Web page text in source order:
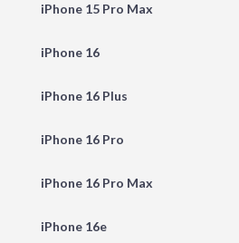
iPhone 15 Pro Max
iPhone 16
iPhone 16 Plus
iPhone 16 Pro
iPhone 16 Pro Max
iPhone 16e